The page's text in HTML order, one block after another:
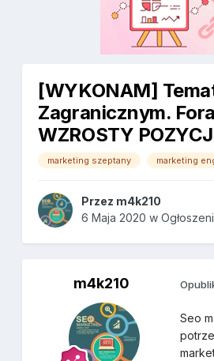
[WYKONAM]
Zagranicznym.
WZROSTY
marketing szeptany marketing
Przez m4k210
6 Maja 2020 w
m4k210
Seo